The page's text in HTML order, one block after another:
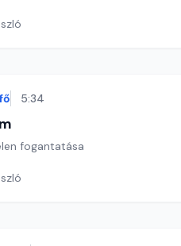
5:34
fogantatása